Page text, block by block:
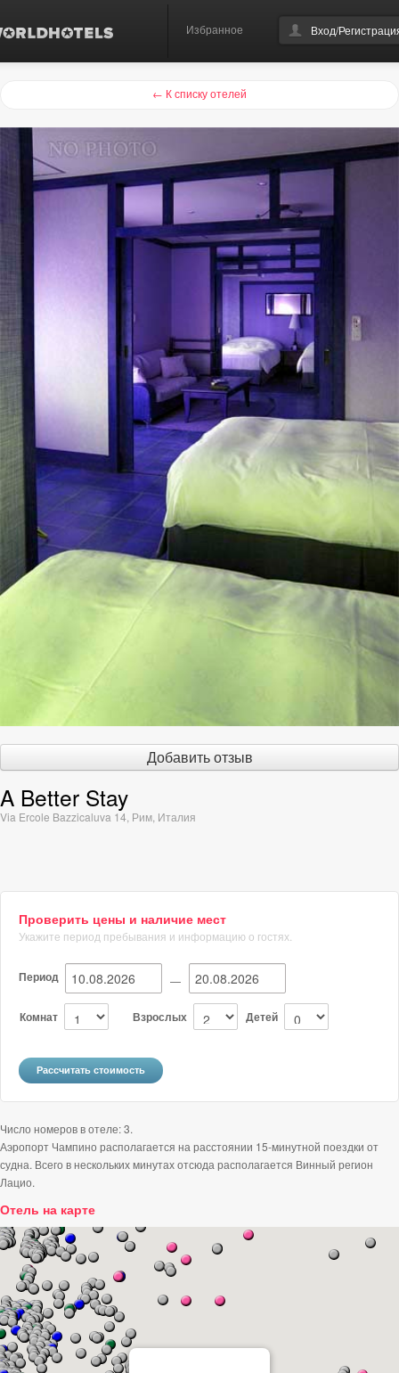
Избранное Вход/
← К списку отелей
Добавить отзыв
A Better Stay
Via Ercole Bazzicaluva 14 Рим Италия
Проверить цены и наличие мест
Укажите период пребывания и информацию о гостях.
Период —
Комнат Взрослых Детей
Число номеров в отеле: 3.
Аэропорт Чампино располагается на расстоянии 15-минутной поездки от
судна. Всего в нескольких минутах отсюда располагается Винный регион
Лацио.
Отель на карте